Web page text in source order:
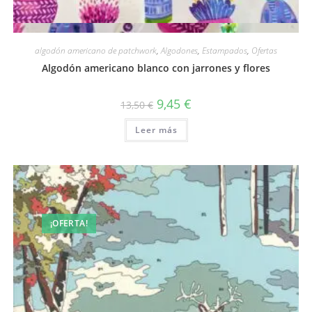
Vista rápida
algodón americano de patchwork,Algodones, Estampados, Ofertas
Algodón americano blanco con jarrones y flores
13,50€ El
precio
original
era:
13,50 €.
9,45 €
Leer más
¡OFERTA!